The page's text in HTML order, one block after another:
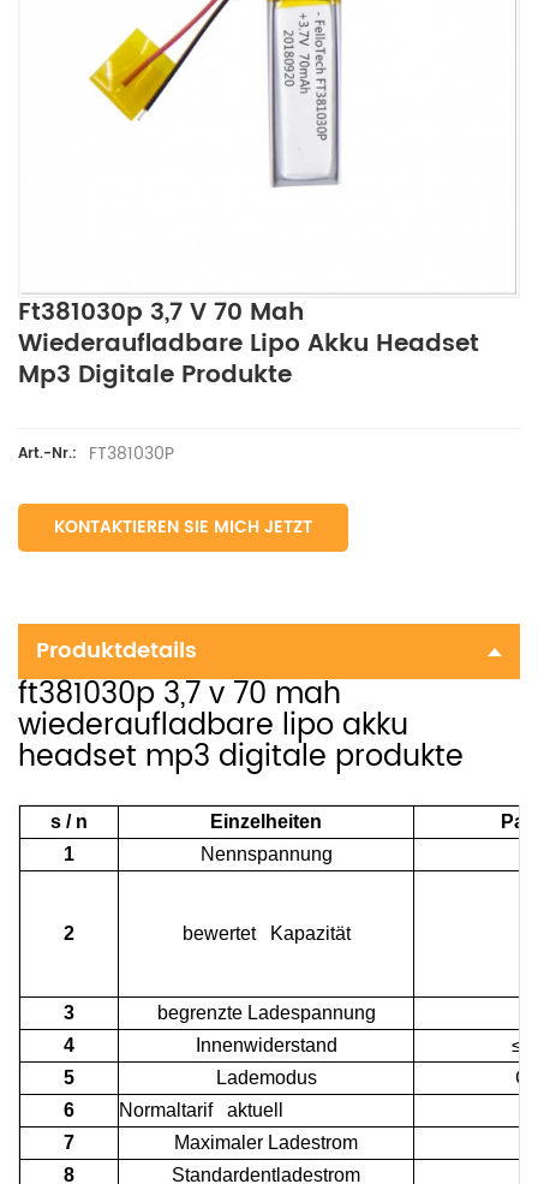
Ft381030p 3,7 V 70 Mah
Wiederaufladbare Lipo Akku Headset
Mp3 Digitale Produkte
Art.-Nr.: FT381030P
KONTAKTIEREN SIE MICH JETZT
Produktdetails
ft381030p 3,7 v 70 mah
wiederaufladbare lipo akku
headset mp3 digitale produkte
s / n Einzelheiten
1
Nennspannung
2 bewertet Kapazität
3 begrenzte Ladespannung
4
Innenwiderstand
5
Lademodus
6
Normaltarif aktuell
7
Maximaler Ladestrom
8
Standardentladestrom